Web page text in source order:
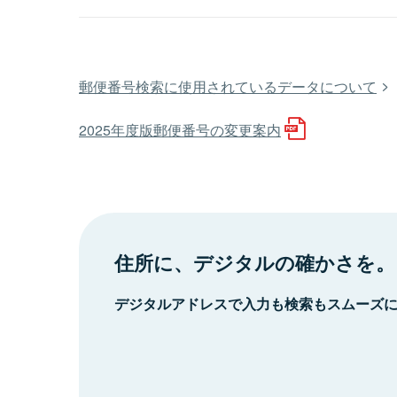
郵便番号検索に使用されているデータについて
2025年度版郵便番号の変更案内
住所に、デジタルの確かさを。
デジタルアドレスで入力も検索もスムーズ